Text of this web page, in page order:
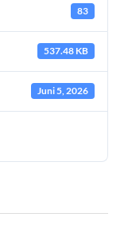
83
537.48 KB
Juni 5, 2026